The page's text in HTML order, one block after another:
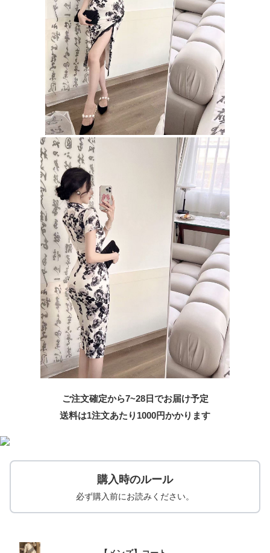
ご注文確定から7~28日でお届け予定
送料は1注文あたり 1000円かかります
購入時のルール
必ず購入前にお読みください。